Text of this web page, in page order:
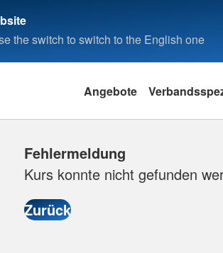
the switch to switch to the English one
Angebote
Fehlermeldung
Kurs konnte nicht gefunden